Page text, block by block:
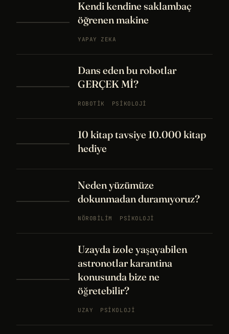
Kendi kendine saklambaç
öğrenen makine
YAPAY ZEKA
Dans eden bu robotlar
GERÇEK Mİ?
ROBOTIK PSIKOLOJI
10 kitap tavsiye 10.000 kitap
hediye
Neden yüzümüze
dokunmadan duramıyoruz?
NÖROBILIM PSIKOLOJI
Uzayda izole yaşayabilen
astronotlar karantina
konusunda bize ne
öğretebilir?
UZAY PSIKOLOJI